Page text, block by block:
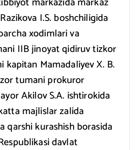
I.S. boshchiligida
xodimlari va
IIB jinoyat qidiruv tizkor
kapitan Mamadaliyev X. B.
tumani prokuror
Akilov S.A. ishtirokida
majlislar zalida
qarshi kurashish borasida
davlat